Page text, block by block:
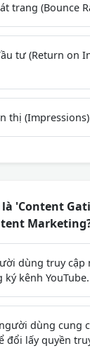
trang (Bounce
tư (Return on
thị
là 'Content
dùng truy cập
kênh YouTube.
dùng cung
đổi lấy quyền